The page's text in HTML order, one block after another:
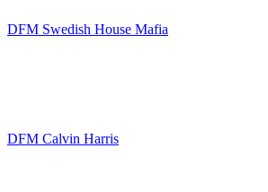
DFM Swedish House Mafia
DFM Calvin Harris